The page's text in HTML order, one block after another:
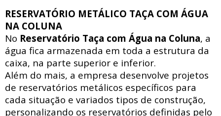
RESERVATÓRIO METÁLICO TAÇA COM ÁGUA
NA COLUNA
No Reservatório Taça com Água na Coluna, a
água fica armazenada em toda a estrutura da
caixa, na parte superior e inferior.
Além do mais, a empresa desenvolve projetos
de reservatórios metálicos específicos para
cada situação e variados tipos de construção,
personalizando os reservatórios definidas pelo